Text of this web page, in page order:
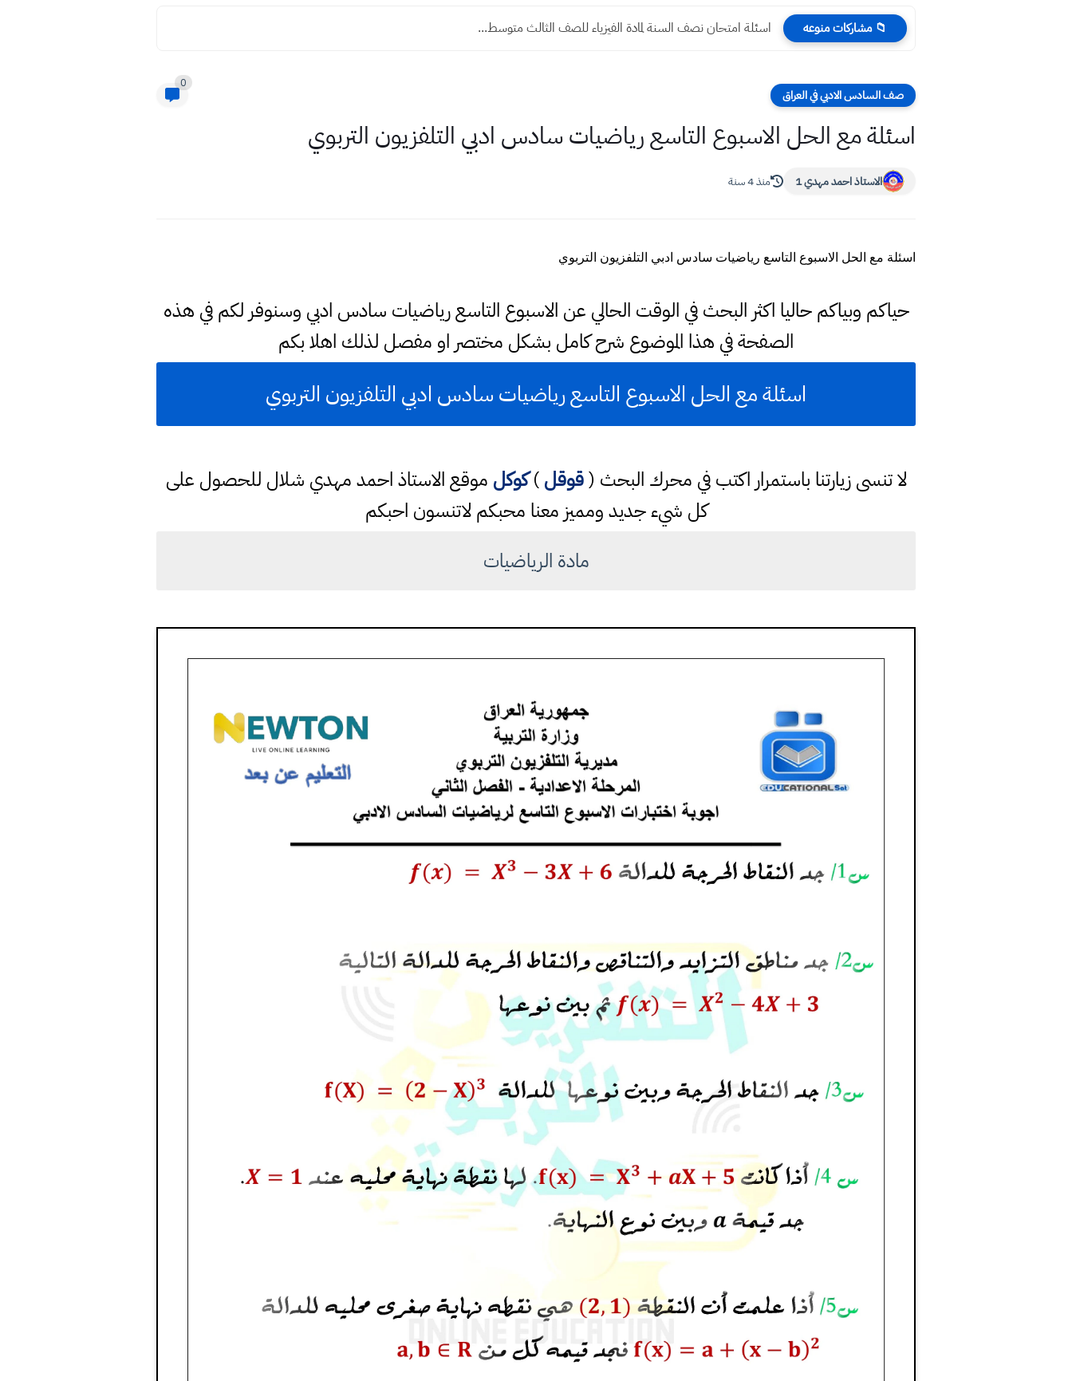
📁 مشاركات منوعه اسئلة امتحان نصف السنة لمادة الفيزياء للصف الثالث متوسط...
صف السادس الادبي في العراق
0
اسئلة مع الحل الاسبوع التاسع رياضيات سادس ادبي التلفزيون التربوي
الاستاذ احمد مهدي 1 منذ 4 سنة
اسئلة مع الحل الاسبوع التاسع رياضيات سادس ادبي التلفزيون التربوي
حياكم وبياكم حاليا اكثر البحث في الوقت الحالي عن الاسبوع التاسع رياضيات سادس ادبي وسنوفر لكم في هذه
الصفحة في هذا الموضوع شرح كامل بشكل مختصر او مفصل لذلك اهلا بكم
اسئلة مع الحل الاسبوع التاسع رياضيات سادس ادبي التلفزيون التربوي
لا تنسى زيارتنا باستمرار اكتب في محرك البحث (قوقل)كوكل موقع الاستاذ احمد مهدي شلال للحصول على
كل شيء جديد ومميز معنا محبكم لاتنسون احبكم
مادة الرياضيات